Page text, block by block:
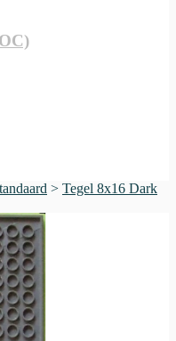
> Tegel 8x16 Dark